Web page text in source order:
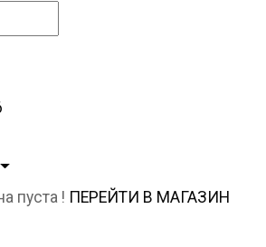
пуста ! ПЕРЕЙТИ В МАГАЗИН